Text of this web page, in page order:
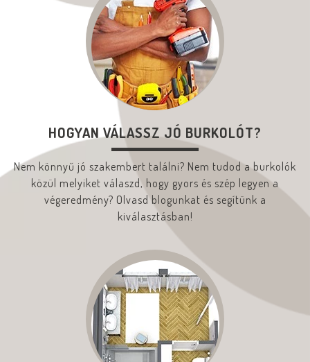
HOGYAN VÁLASSZ JÓ BURKOLÓT?
Nem könnyű jó szakembert találni? Nem tudod a burkolók
közül melyiket válaszd, hogy gyors és szép legyen a
végeredmény? Olvasd blogunkat és segítünk a
kiválasztásban!